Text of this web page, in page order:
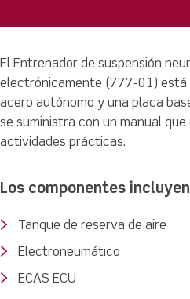
El Entrenador de suspensión
electrónicamente (777-01) está
acero autónomo y una placa
se suministra con un manual
actividades prácticas.
Los componentes
Tanque de reserva de aire
Electroneumático
ECAS ECU